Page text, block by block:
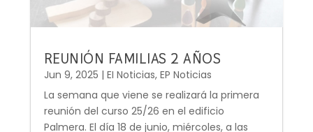
REUNIÓN FAMILIAS 2 AÑOS
Jun 9, 2025 | EI Noticias, EP Noticias
La semana que viene se realizará la primera
reunión del curso 25/26 en el edificio
Palmera. El día 18 de junio, miércoles, a las